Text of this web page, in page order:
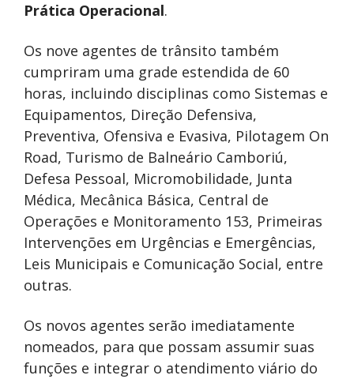
Prática Operacional.
Os nove agentes de trânsito também
cumpriram uma grade estendida de 60
horas, incluindo disciplinas como Sistemas e
Equipamentos, Direção Defensiva,
Preventiva, Ofensiva e Evasiva, Pilotagem On
Road, Turismo de Balneário Camboriú,
Defesa Pessoal, Micromobilidade, Junta
Médica, Mecânica Básica, Central de
Operações e Monitoramento 153, Primeiras
Intervenções em Urgências e Emergências,
Leis Municipais e Comunicação Social, entre
outras.
Os novos agentes serão imediatamente
nomeados, para que possam assumir suas
funções e integrar o atendimento viário do